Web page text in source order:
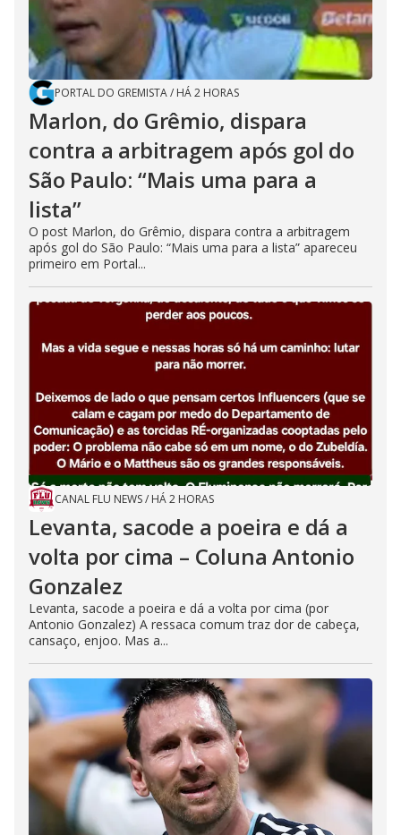
PORTAL DO GREMISTA/ HÁ 2 HORAS
Marlon, do Grêmio, dispara
contra a arbitragem após gol do
São Paulo: “Mais uma para a
lista”
O post Marlon, do Grêmio, dispara contra a arbitragem
após gol do São Paulo: “Mais uma para a lista” apareceu
primeiro em Portal...
CANAL FLU NEWS/ HÁ 2 HORAS
Levanta, sacode a poeira e dá a
volta por cima – Coluna Antonio
Gonzalez
Levanta, sacode a poeira e dá a volta por cima (por
Antonio Gonzalez) A ressaca comum traz dor de cabeça,
cansaço, enjoo. Mas a...